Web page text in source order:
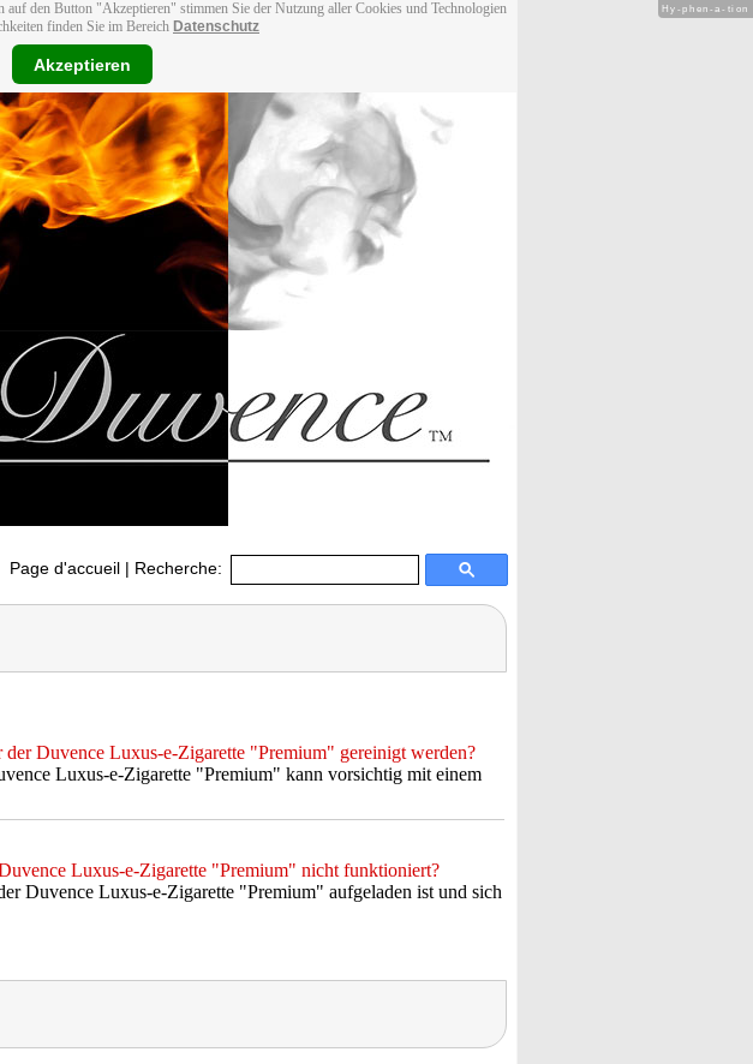
den Button "Akzeptieren" stimmen Sie der Nutzung aller Cookies und Technologien
finden Sie im Bereich Datenschutz
Akzeptieren
Page d'accueil | Recherche:
Duvence Luxus-e-Zigarette "Premium" gereinigt werden?
Luxus-e-Zigarette "Premium" kann vorsichtig mit einem
Luxus-e-Zigarette "Premium" nicht funktioniert?
Duvence Luxus-e-Zigarette "Premium" aufgeladen ist und sich
Hy-phen-a-tion